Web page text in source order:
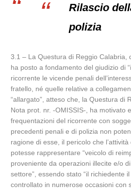
Rilascio
polizia
3.1 – La Questura di Reggio Calabria,
ha posto a fondamento del giudizio di
ricorrente le vicende penali
fratello, né quelle relative a
“allargato”, atteso che, la Questura di
Nota prot. nr. -OMISSIS-, ha motivato
frequentazioni del ricorrente con
precedenti penali e di polizia non
ragione di esse, il pericolo che
potesse rappresentare “veicolo di
proveniente da operazioni illecite e/o
settore”, essendo stato “il richiedente
controllato in numerose occasioni con